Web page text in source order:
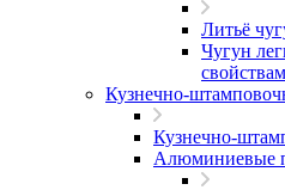
Литьё
Чугун
Кузнечно-
Кузнечно-
Алюминиевые